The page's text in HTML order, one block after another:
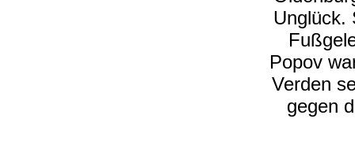
Unglück.
Popov
Verden
gegen